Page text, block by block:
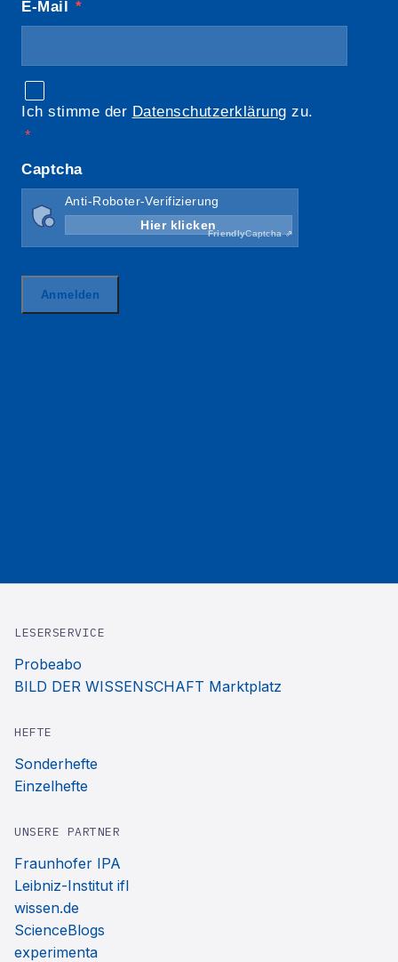
LESERSERVICE
Probeabo
BILD DER WISSENSCHAFT Marktplatz
HEFTE
Sonderhefte
Einzelhefte
UNSERE PARTNER
Fraunhofer IPA
Leibniz-Institut ifl
wissen.de
ScienceBlogs
experimenta